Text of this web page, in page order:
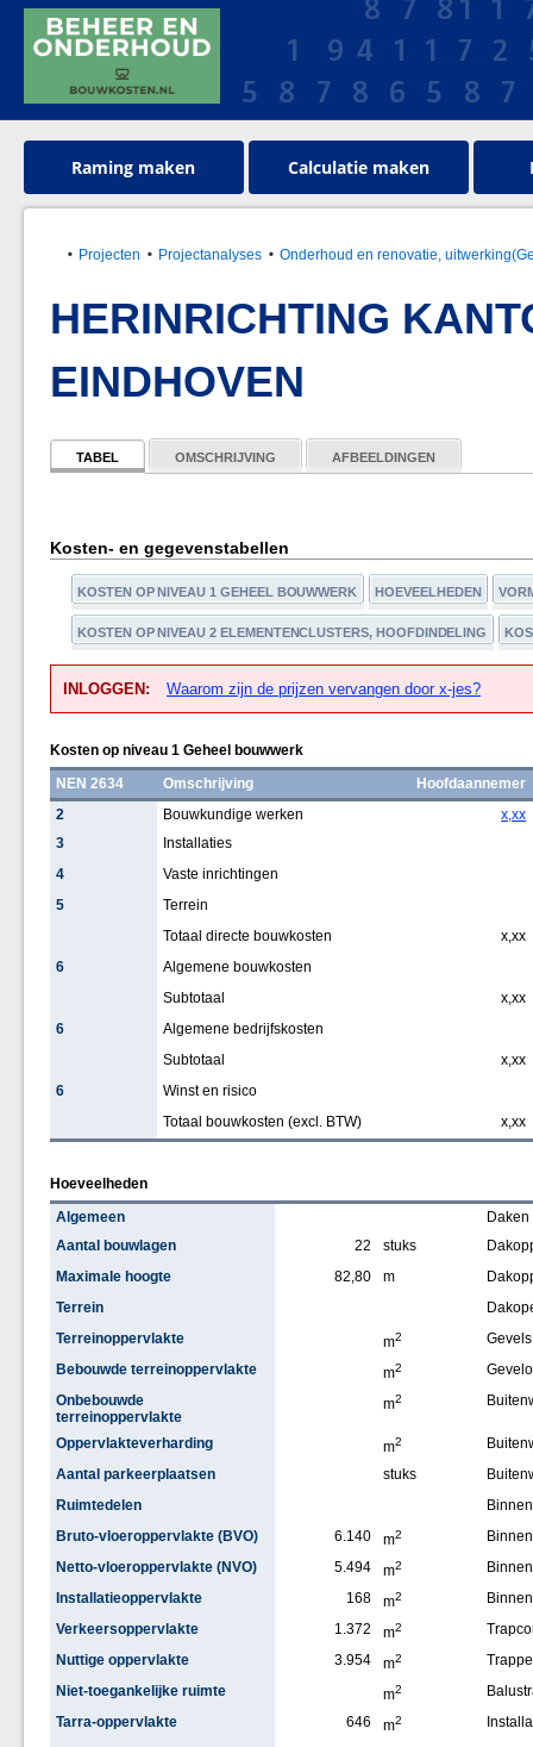
Raming maken Calculatie maken
Projecten Projectanalyses Onderhoud en renovatie,
HERINRICHTING
EINDHOVEN
TABEL OMSCHRIJVING AFBEELDINGEN
Kosten- en gegevenstabellen
KOSTEN OP NIVEAU 1 GEHEEL BOUWWERK HOEVEELHEDEN
KOSTEN OP NIVEAU 2 ELEMENTENCLUSTERS, HOOFDINDELING
INLOGGEN: Waarom zijn de prijzen vervangen door x-jes?
Kosten op niveau 1 Geheel bouwwerk
NEN 2634
Omschrijving
Hoofdaannemer
2
Bouwkundige werken
x,xx
3
Installaties
4
Vaste inrichtingen
5
Terrein
Totaal directe bouwkosten
x,xx
6
Algemene bouwkosten
Subtotaal
x,xx
6
Algemene bedrijfskosten
Subtotaal
x,xx
6
Winst en risico
Totaal bouwkosten (excl. BTW)
x,xx
Hoeveelheden
Algemeen
Daken
Aantal bouwlagen
22 stuks
Maximale hoogte
82,80 m
Terrein
Terreinoppervlakte
m2
Gevels
Bebouwde terreinoppervlakte
m2
Onbebouwde
terreinoppervlakte
m2
Oppervlakteverharding m2
Aantal parkeerplaatsen
stuks
Ruimtedelen
Bruto-vloeroppervlakte (BVO)
6.140 m2
Netto-vloeroppervlakte (NVO)
5.494 m2
Installatieoppervlakte
168 m2
Verkeersoppervlakte
1.372 m2
Nuttige oppervlakte
3.954 m2
Niet-toegankelijke ruimte
m2
Tarra-oppervlakte
646 m2